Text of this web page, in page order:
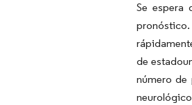
Se espera
de
número de